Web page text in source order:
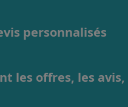
personnalisés
les offres, les